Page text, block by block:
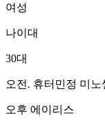
여성
나이대
30대
오전. 휴터민정 미노
오후 에이리스